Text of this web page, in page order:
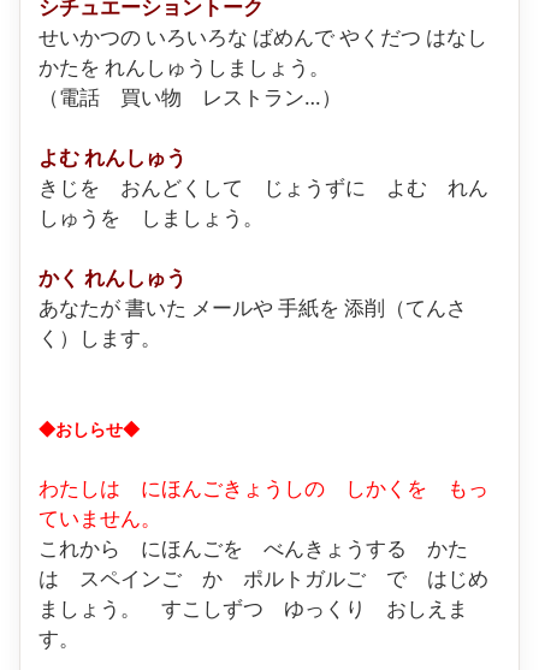
シチュエーショントーク
せいかつの いろいろな ばめんで やくだつ はなし
かたを れんしゅうしましょう。
（電話 買い物 レストラン…）
よむれんしゅう
きじを おんどくして じょうずに よむ れん
しゅうを しましょう。
かく れんしゅう
あなたが 書いた メールや 手紙を 添削（てんさ
く）します。
◆おしらせ◆
わたしは にほんごきょうしの しかくを もっ
ていません。
これから にほんごを べんきょうする かた
は スペインご か ポルトガルご で はじめ
ましょう。 すこしずつ ゆっくり おしえま
す。